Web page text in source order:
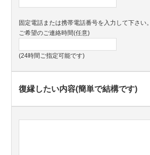
固定電話または携帯電話番号を入力して下さい。
ご希望のご連絡時間(任意)
(24時間ご指定可能です)
復縁したい内容(簡単で結構です)